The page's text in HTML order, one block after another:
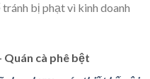
bị phạt vì kinh doanh
Quán cà phê bệt